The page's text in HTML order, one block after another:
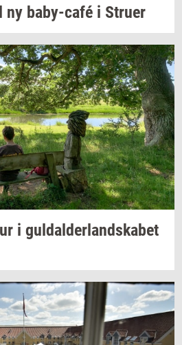
ny baby-​café i Stru­er
i gul­dal­der­land­ska­bet